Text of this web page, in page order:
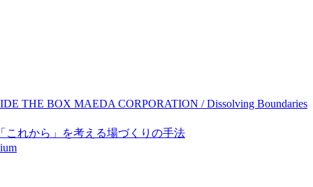
THE BOX MAEDA CORPORATION / Dissolving Boundaries
れから」を考える場づくりの手法